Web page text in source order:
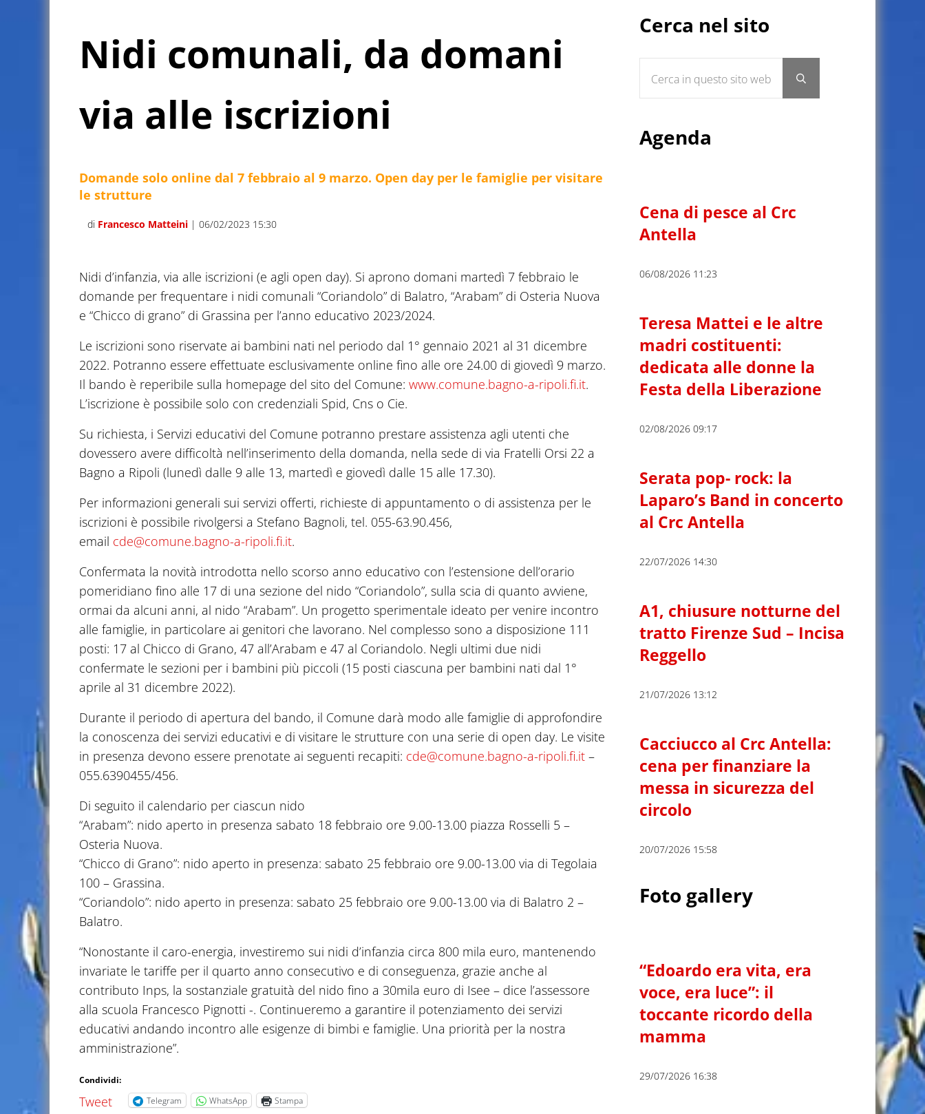
Nidi comunali, da domani
via alle iscrizioni
Domande solo online dal 7 febbraio al 9 marzo. Open day per le famiglie per visitare
le strutture
di Francesco Matteini | 06/02/2023 15:30
Nidi d’infanzia, via alle iscrizioni (e agli open day). Si aprono domani martedì 7 febbraio le
domande per frequentare i nidi comunali “Coriandolo” di Balatro, “Arabam” di Osteria Nuova
e “Chicco di grano” di Grassina per l’anno educativo 2023/2024.
Le iscrizioni sono riservate ai bambini nati nel periodo dal 1° gennaio 2021 al 31 dicembre
2022. Potranno essere effettuate esclusivamente online fino alle ore 24.00 di giovedì 9 marzo.
Il bando è reperibile sulla homepage del sito del Comune: www.comune.bagno-a-ripoli.fi.it.
L’iscrizione è possibile solo con credenziali Spid, Cns o Cie.
Su richiesta, i Servizi educativi del Comune potranno prestare assistenza agli utenti che
dovessero avere difficoltà nell’inserimento della domanda, nella sede di via Fratelli Orsi 22 a
Bagno a Ripoli (lunedì dalle 9 alle 13, martedì e giovedì dalle 15 alle 17.30).
Per informazioni generali sui servizi offerti, richieste di appuntamento o di assistenza per le
iscrizioni è possibile rivolgersi a Stefano Bagnoli, tel. 055-63.90.456,
email cde@comune.bagno-a-ripoli.fi.it.
Confermata la novità introdotta nello scorso anno educativo con l’estensione dell’orario
pomeridiano fino alle 17 di una sezione del nido “Coriandolo”, sulla scia di quanto avviene,
ormai da alcuni anni, al nido “Arabam”. Un progetto sperimentale ideato per venire incontro
alle famiglie, in particolare ai genitori che lavorano. Nel complesso sono a disposizione 111
posti: 17 al Chicco di Grano, 47 all’Arabam e 47 al Coriandolo. Negli ultimi due nidi
confermate le sezioni per i bambini più piccoli (15 posti ciascuna per bambini nati dal 1°
aprile al 31 dicembre 2022).
Durante il periodo di apertura del bando, il Comune darà modo alle famiglie di approfondire
la conoscenza dei servizi educativi e di visitare le strutture con una serie di open day. Le visite
in presenza devono essere prenotate ai seguenti recapiti: cde@comune.bagno-a-ripoli.fi.it–
055.6390455/456.
Di seguito il calendario per ciascun nido
“Arabam”: nido aperto in presenza sabato 18 febbraio ore 9.00-13.00 piazza Rosselli 5 –
Osteria Nuova.
“Chicco di Grano”: nido aperto in presenza: sabato 25 febbraio ore 9.00-13.00 via di Tegolaia
100 – Grassina.
“Coriandolo”: nido aperto in presenza: sabato 25 febbraio ore 9.00-13.00 via di Balatro 2 –
Balatro.
“Nonostante il caro-energia, investiremo sui nidi d’infanzia circa 800 mila euro, mantenendo
invariate le tariffe per il quarto anno consecutivo e di conseguenza, grazie anche al
contributo Inps, la sostanziale gratuità del nido fino a 30mila euro di Isee – dice l’assessore
alla scuola Francesco Pignotti -. Continueremo a garantire il potenziamento dei servizi
educativi andando incontro alle esigenze di bimbi e famiglie. Una priorità per la nostra
amministrazione”.
Condividi:
Tweet Telegram WhatsApp Stampa
Cerca nel sito
Submit search
Agenda
Cena di pesce al Crc
Antella
06/08/2026 11:23
Teresa Mattei e le altre
madri costituenti:
dedicata alle donne la
Festa della Liberazione
02/08/2026 09:17
Serata pop- rock: la
Laparo’s Band in concerto
al Crc Antella
22/07/2026 14:30
A1, chiusure notturne del
tratto Firenze Sud – Incisa
Reggello
21/07/2026 13:12
Cacciucco al Crc Antella:
cena per finanziare la
messa in sicurezza del
circolo
20/07/2026 15:58
Foto gallery
“Edoardo era vita, era
voce, era luce”: il
toccante ricordo della
mamma
29/07/2026 16:38